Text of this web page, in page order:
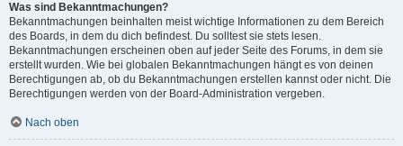
Was sind Bekanntmachungen?
Bekanntmachungen beinhalten meist wichtige Informationen zu dem Bereich
des Boards, in dem du dich befindest. Du solltest sie stets lesen.
Bekanntmachungen erscheinen oben auf jeder Seite des Forums, in dem sie
erstellt wurden. Wie bei globalen Bekanntmachungen hängt es von deinen
Berechtigungen ab, ob du Bekanntmachungen erstellen kannst oder nicht. Die
Berechtigungen werden von der Board-Administration vergeben.
Nach oben